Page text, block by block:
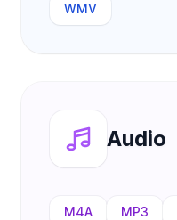
WMV
Audio
M4A MP3